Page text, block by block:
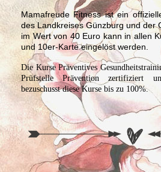
Mamafreude Fitness ist ein
des Landkreises Günzburg und der
im Wert von 40 Euro kann in allen
und 10er-Karte eingelöst werden.
Die Kurse Präventives
Prüfstelle Prävention zertifiziert
bezuschusst diese Kurse bis zu 100%.